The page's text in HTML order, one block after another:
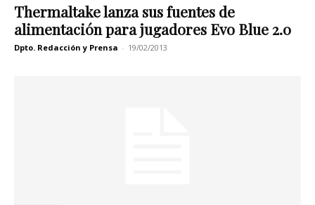
Thermaltake lanza sus fuentes de
alimentación para jugadores Evo Blue 2.0
Dpto. Redacción y Prensa - 19/02/2013